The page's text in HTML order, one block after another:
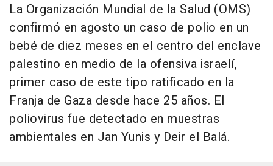
La Organización Mundial de la Salud (OMS)
confirmó en agosto un caso de polio en un
bebé de diez meses en el centro del enclave
palestino en medio de la ofensiva israelí,
primer caso de este tipo ratificado en la
Franja de Gaza desde hace 25 años. El
poliovirus fue detectado en muestras
ambientales en Jan Yunis y Deir el Balá.